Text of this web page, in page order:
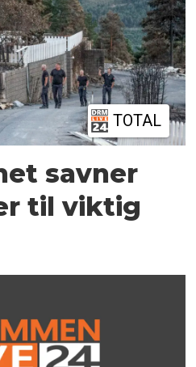
TOTAL
savner
til viktig